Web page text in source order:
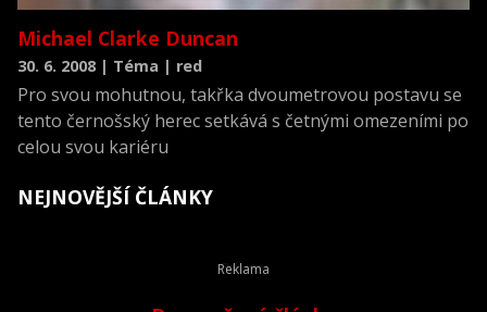
Michael Clarke Duncan
30. 6. 2008 | Téma | red
Pro svou mohutnou, takřka dvoumetrovou postavu se
tento černošský herec setkává s četnými omezeními po
celou svou kariéru
NEJNOVĚJŠÍ ČLÁNKY